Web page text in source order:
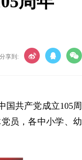
分享到:
国共产党成立105周
员，各中小学、幼